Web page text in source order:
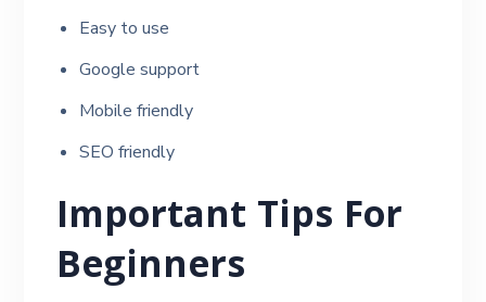
Easy to use
Google support
Mobile friendly
SEO friendly
Important Tips For
Beginners